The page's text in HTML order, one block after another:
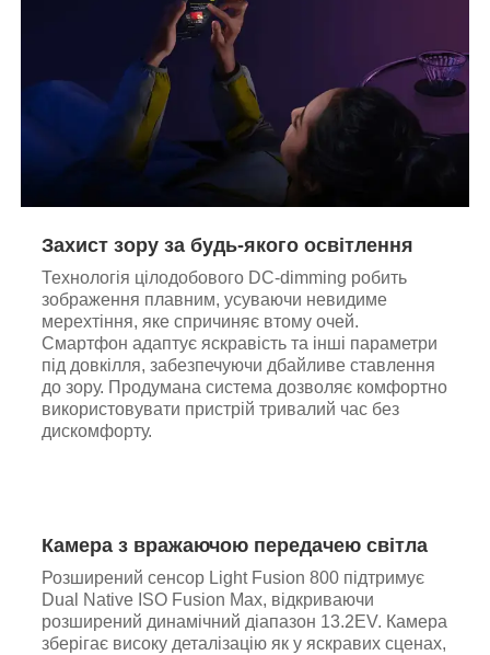
Захист зору за будь-якого освітлення
Технологія цілодобового DC-dimming робить
зображення плавним, усуваючи невидиме
мерехтіння, яке спричиняє втому очей.
Смартфон адаптує яскравість та інші параметри
під довкілля, забезпечуючи дбайливе ставлення
до зору. Продумана система дозволяє комфортно
використовувати пристрій тривалий час без
дискомфорту.
Камера з вражаючою передачею світла
Розширений сенсор Light Fusion 800 підтримує
Dual Native ISO Fusion Max, відкриваючи
розширений динамічний діапазон 13.2EV. Камера
зберігає високу деталізацію як у яскравих сценах,